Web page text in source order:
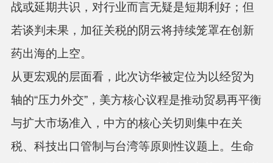
战或延期共识，对行业而言无疑是短期利好；但
若谈判未果，加征关税的阴云将持续笼罩在创新
药出海的上空。
从更宏观的层面看，此次访华被定位为以经贸为
轴的“压力外交”，美方核心议程是推动贸易再平衡
与扩大市场准入，中方的核心关切则集中在关
税、科技出口管制与台湾等原则性议题上。 生命